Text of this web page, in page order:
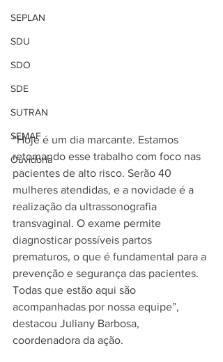
SEPLAN
SDU
SDO
SDE
SUTRAN
SEMAF
Ouvidoria
“Hoje é um dia marcante. Estamos
retomando esse trabalho com foco nas
pacientes de alto risco. Serão 40
mulheres atendidas, e a novidade é a
realização da ultrassonografia
transvaginal. O exame permite
diagnosticar possíveis partos
prematuros, o que é fundamental para a
prevenção e segurança das pacientes.
Todas que estão aqui são
acompanhadas por nossa equipe”,
destacou Juliany Barbosa,
coordenadora da ação.